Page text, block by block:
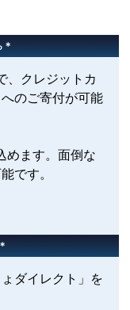
、クレジットカ
のご寄付が可能
めます。面倒な
です。
ダイレクト」を